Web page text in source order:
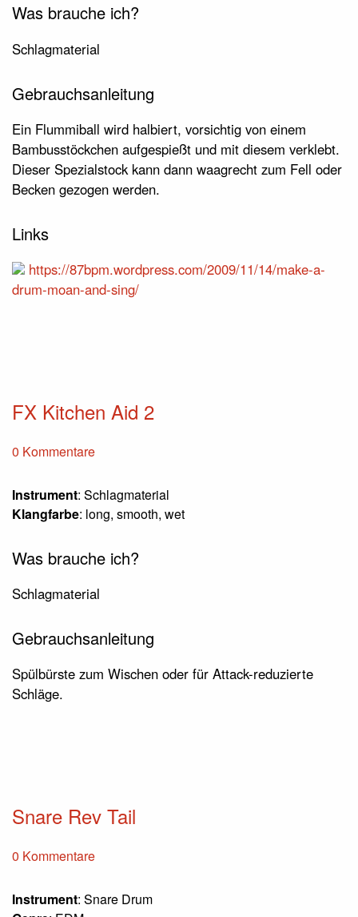
Was brauche ich?
Schlagmaterial
Gebrauchsanleitung
Ein Flummiball wird halbiert, vorsichtig von einem
Bambusstöckchen aufgespießt und mit diesem verklebt.
Dieser Spezialstock kann dann waagrecht zum Fell oder
Becken gezogen werden.
Links
https://87bpm.wordpress.com/2009/11/14/make-a-
drum-moan-and-sing/
FX Kitchen Aid 2
0 Kommentare
Instrument: Schlagmaterial
Klangfarbe: long, smooth, wet
Was brauche ich?
Schlagmaterial
Gebrauchsanleitung
Spülbürste zum Wischen oder für Attack-reduzierte
Schläge.
Snare Rev Tail
0 Kommentare
Instrument: Snare Drum